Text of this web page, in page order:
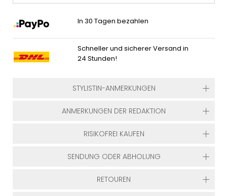
In 30 Tagen bezahlen
Schneller und sicherer Versand in
24 Stunden!
STYLISTIN-ANMERKUNGEN
ANMERKUNGEN DER REDAKTION
RISIKOFREI KAUFEN
SENDUNG ODER ABHOLUNG
RETOUREN